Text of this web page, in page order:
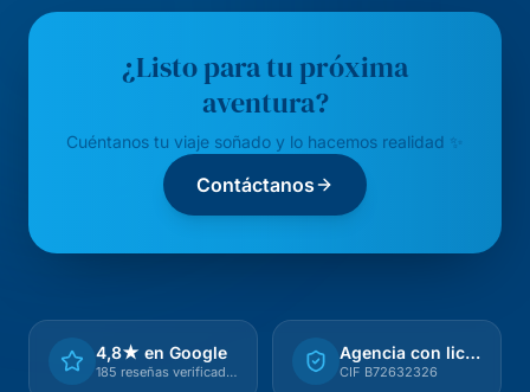
¿Listo para tu próxima
aventura?
Cuéntanos tu viaje soñado y lo hacemos realidad ✨
Contáctanos
4,8★ en Google
185 reseñas verificadas
Agencia con licencia
CIF B72632326